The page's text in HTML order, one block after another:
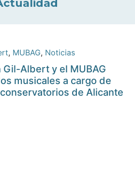
, MUBAG, Noticias
Gil-Albert y el MUBAG
musicales a cargo de
de Alicante